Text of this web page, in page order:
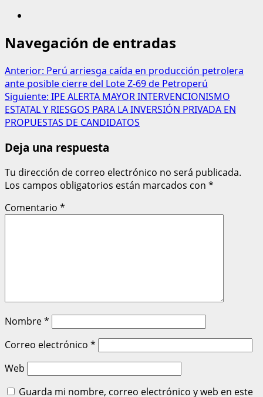
Navegación de entradas
Anterior: Perú arriesga caída en producción petrolera
ante posible cierre del Lote Z-69 de Petroperú
Siguiente: IPE ALERTA MAYOR INTERVENCIONISMO
ESTATAL Y RIESGOS PARA LA INVERSIÓN PRIVADA EN
PROPUESTAS DE CANDIDATOS
Deja una respuesta
Tu dirección de correo electrónico no será publicada.
Los campos obligatorios están marcados con *
Comentario *
Nombre*
Correo electrónico *
Web
Guarda mi nombre, correo electrónico y web en este